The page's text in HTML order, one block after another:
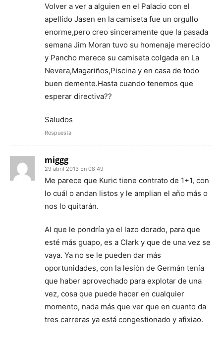
Volver a ver a alguien en el Palacio con el
apellido Jasen en la camiseta fue un orgullo
enorme,pero creo sinceramente que la pasada
semana Jim Moran tuvo su homenaje merecido
y Pancho merece su camiseta colgada en La
Nevera,Magariños,Piscina y en casa de todo
buen demente.Hasta cuando tenemos que
esperar directiva??
Saludos
Respuesta
miggg
29 abril 2013 En 08:49
Me parece que Kuric tiene contrato de 1+1, con
lo cuál o andan listos y le amplian el año más o
nos lo quitarán.
Al que le pondría ya el lazo dorado, para que
esté más guapo, es a Clark y que de una vez se
vaya. Ya no se le pueden dar más
oportunidades, con la lesión de Germán tenía
que haber aprovechado para explotar de una
vez, cosa que puede hacer en cualquier
momento, nada más que ver que en cuanto da
tres carreras ya está congestionado y afixiao.